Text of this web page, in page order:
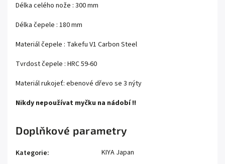
Délka celého nože : 300 mm
Délka čepele : 180 mm
Materiál čepele : Takefu V1 Carbon Steel
Tvrdost čepele : HRC59-60
Materiál rukojeť: ebenové dřevo se 3 nýty
Nikdy nepoužívat myčku na nádobí !!
Doplňkové parametry
Kategorie:
KIYA Japan